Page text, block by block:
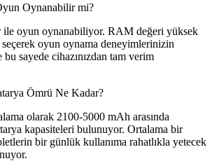
Oynanabilir mi?
ile oyun oynanabiliyor. RAM değeri yüksek
oyun oynama deneyimlerinizin
sayede cihazınızdan tam verim
Ömrü Ne Kadar?
olarak 2100-5000 mAh arasında
kapasiteleri bulunuyor. Ortalama bir
bir günlük kullanıma rahatlıkla yetecek